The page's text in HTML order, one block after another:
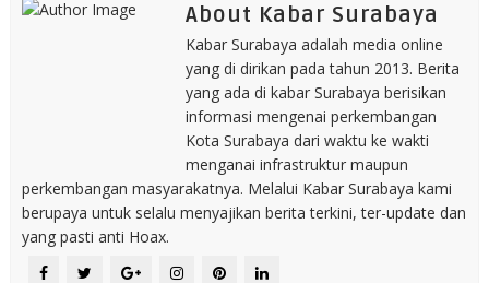
About Kabar Surabaya
Kabar Surabaya adalah media online
yang di dirikan pada tahun 2013. Berita
yang ada di kabar Surabaya berisikan
informasi mengenai perkembangan
Kota Surabaya dari waktu ke wakti
menganai infrastruktur maupun
perkembangan masyarakatnya. Melalui Kabar Surabaya kami
berupaya untuk selalu menyajikan berita terkini, ter-update dan
yang pasti anti Hoax.